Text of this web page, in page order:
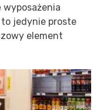
wyposażenia
jedynie proste
element